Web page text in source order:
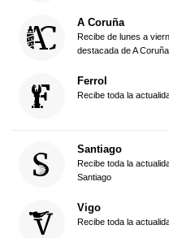
A Coruña
Recibe de lunes a
destacada de A Coruña
Ferrol
Recibe toda la
Santiago
Recibe toda la
Santiago
Vigo
Recibe toda la